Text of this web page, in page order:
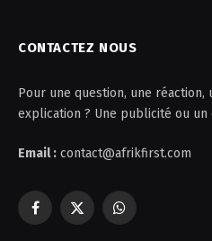
CONTACTEZ NOUS
Pour une question, une réaction,
explication ? Une publicité ou un
Email : contact@afrikfirst.com
Facebook
X
WhatsApp